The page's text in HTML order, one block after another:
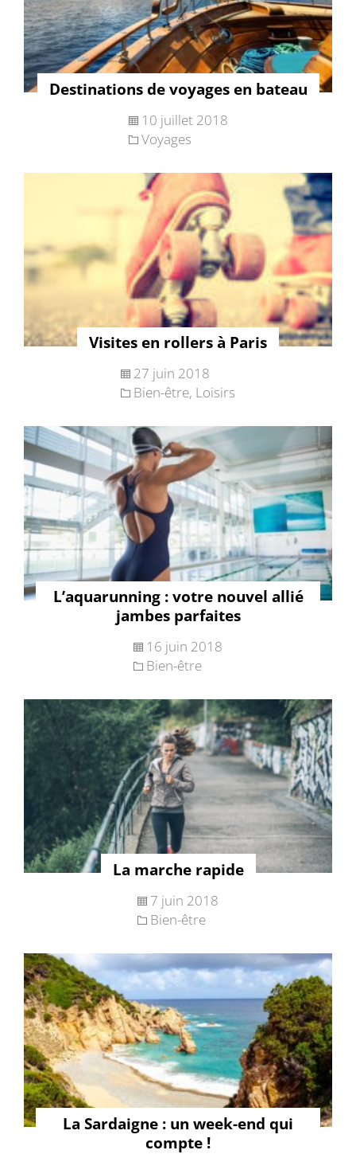
Destinations de voyages en bateau
10 juillet 2018
Voyages
Visites en rollers à Paris
27 juin 2018
Bien-être, Loisirs
L’aquarunning : votre nouvel allié
jambes parfaites
16 juin 2018
Bien-être
La marche rapide
7 juin 2018
Bien-être
La Sardaigne : un week-end qui
compte !